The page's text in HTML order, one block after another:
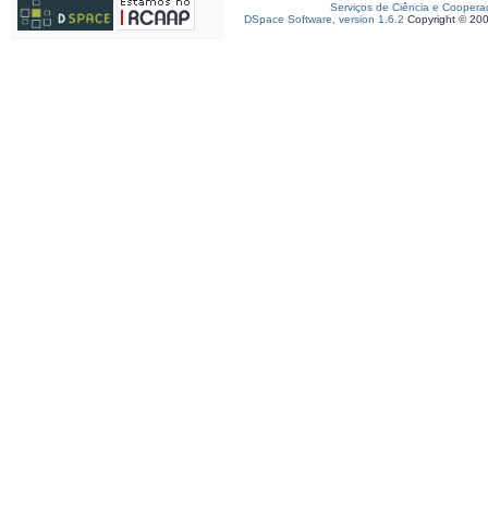
Serviços de Ciência e
DSpace Software, version 1.6.2 Copyright ©